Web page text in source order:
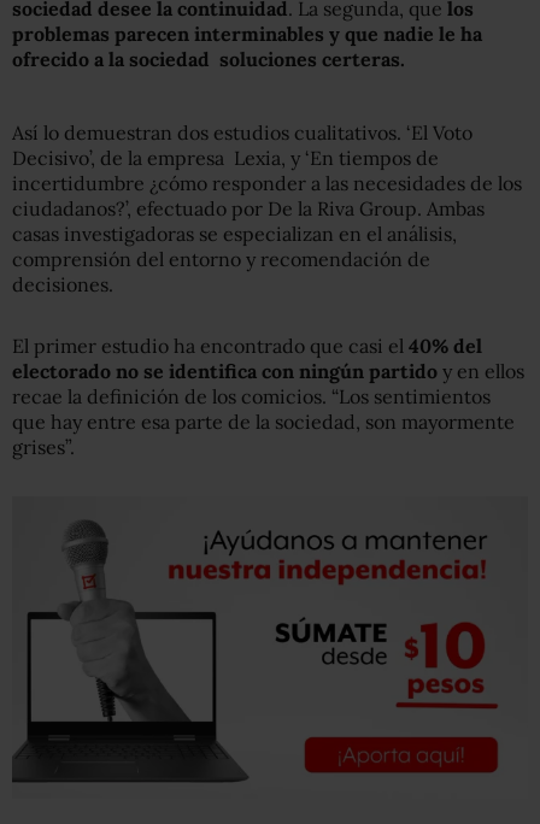
sociedad desee la continuidad. La segunda, que los
problemas parecen interminables y que nadie le ha
ofrecido a la sociedad soluciones certeras.
Así lo demuestran dos estudios cualitativos. ‘El Voto
Decisivo’, de la empresa Lexia, y ‘En tiempos de
incertidumbre ¿cómo responder a las necesidades de los
ciudadanos?’, efectuado por De la Riva Group. Ambas
casas investigadoras se especializan en el análisis,
comprensión del entorno y recomendación de
decisiones.
El primer estudio ha encontrado que casi el 40% del
electorado no se identifica con ningún partido y en ellos
recae la definición de los comicios. “Los sentimientos
que hay entre esa parte de la sociedad, son mayormente
grises”.